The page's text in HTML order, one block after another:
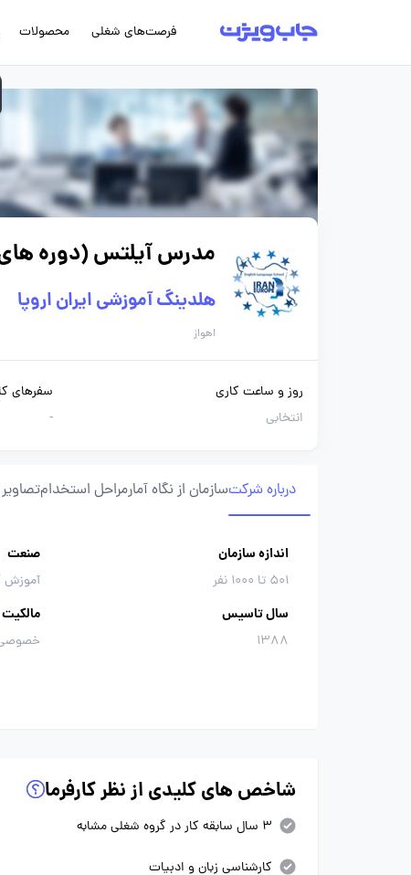
فرصت‌های شغلی محصولات
مدرس آیلتس (دوره های
هلدینگ آموزشی ایران اروپا
اهواز
روز و ساعت کاری
انتخابی
سفرهای
-
درباره شرکتسازمان از نگاه آمارمراحل استخدام
اندازه سازمان
501 تا 1000 نفر
صنعت
سال تاسیس
1388
مالکیت
شاخص های کلیدی از نظر کارفرما
3 سال سابقه کار در گروه شغلی مشابه
کارشناسی زبان و ادبیات